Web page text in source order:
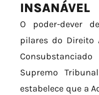
INSANÁVEL
O poder-dever
pilares do Direito
Supremo
estabelece que a